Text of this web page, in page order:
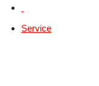
Service